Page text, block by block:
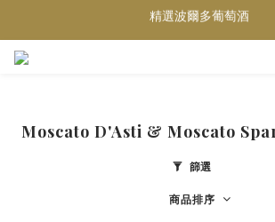
買滿任何酒類 六支 或買滿 $1200 (不限支數
精選波爾多葡萄酒
Moscato D'Asti & Moscato
篩選
商品排序